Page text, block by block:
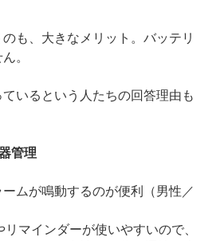
も、大きなメリット。バッテリ
。
いるという人たちの回答理由も
管理
ームが鳴動するのが便利（男性／
リマインダーが使いやすいので、